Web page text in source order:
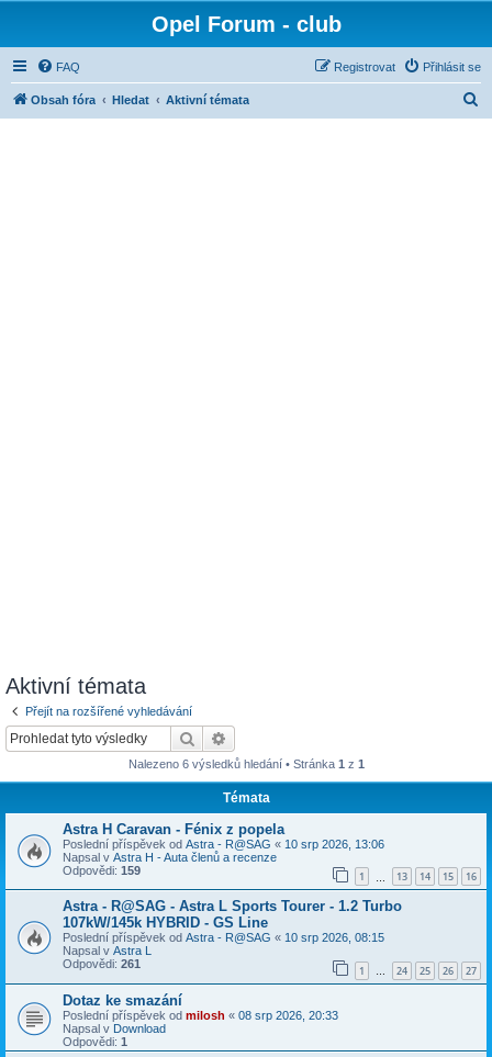
Opel Forum - club
FAQ Přihlásit se
Registrovat
Obsah fóra Hledat Aktivní témata
Aktivní témata
Přejít na rozšířené vyhledávání
Hledat
Nalezeno 6 výsledků hledání • Stránka 1 z 1
Témata
Astra H Caravan - Fénix z popela
Poslední příspěvek od Astra - R@SAG « 10 srp 2026, 13:06
Napsal v Astra H - Auta členů a recenze
Odpovědi: 159 1 13 14 15 16
Astra - R@SAG - Astra L Sports Tourer - 1.2 Turbo
107kW/145k HYBRID - GS Line
Poslední příspěvek od Astra - R@SAG « 10 srp 2026, 08:15
Napsal v Astra L
Odpovědi: 261 1 … 24 25 26 27
Dotaz ke smazání
Poslední příspěvek od milosh « 08 srp 2026, 20:33
Napsal v Download
Odpovědi: 1